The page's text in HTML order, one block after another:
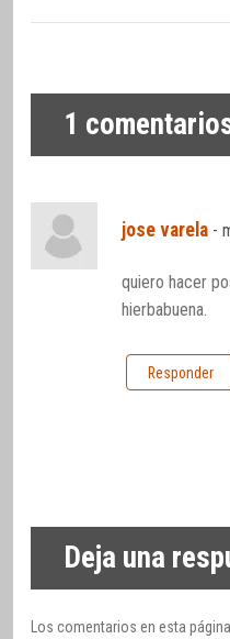
1
jose varela -
quiero hacer
hierbabuena.
Responder
Deja una
Los comentarios en esta